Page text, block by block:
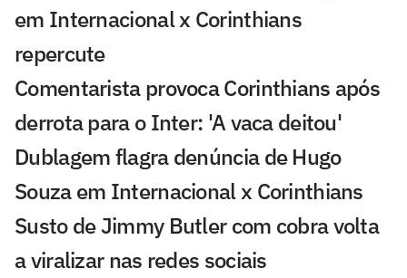
em Internacional x Corinthians
repercute
Comentarista provoca Corinthians após
derrota para o Inter: 'A vaca deitou'
Dublagem flagra denúncia de Hugo
Souza em Internacional x Corinthians
Susto de Jimmy Butler com cobra volta
a viralizar nas redes sociais